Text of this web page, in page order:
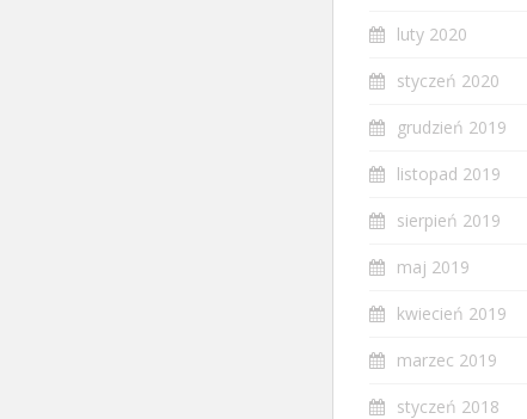
luty 2020
styczeń 2020
grudzień 2019
listopad 2019
sierpień 2019
maj 2019
kwiecień 2019
marzec 2019
styczeń 2018